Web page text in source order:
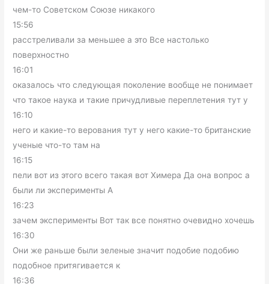
чем-то Советском Союзе никакого
15:56
расстреливали за меньшее а это Все настолько
поверхностно
16:01
оказалось что следующая поколение вообще не понимает
что такое наука и такие причудливые переплетения тут у
16:10
него и какие-то верования тут у него какие-то британские
ученые что-то там на
16:15
пели вот из этого всего такая вот Химера Да она вопрос а
были ли эксперименты А
16:23
зачем эксперименты Вот так все понятно очевидно хочешь
16:30
Они же раньше были зеленые значит подобие подобию
подобное притягивается к
16:36